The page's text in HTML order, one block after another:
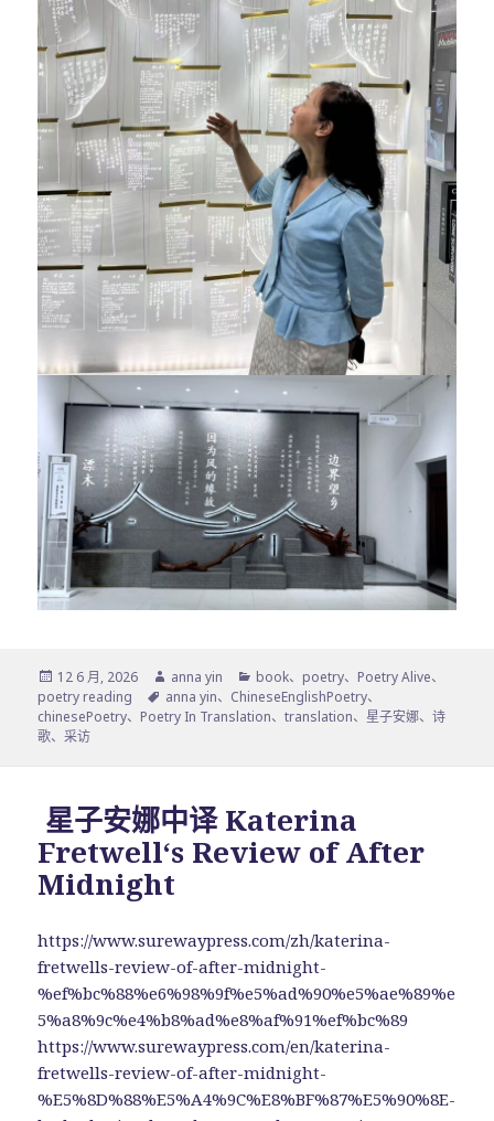
发
布
于
12 6 月, 2026
作
者
anna yin
分
类
book、 poetry、 Poetry Alive、
poetry reading
标
签
anna yin、 ChineseEnglishPoetry、
chinesePoetry、 Poetry In Translation、translation、 星子安娜、诗
歌、采访
星子安娜中译 Katerina
Fretwell‘s Review of After
Midnight
https://www.surewaypress.com/zh/katerina-
fretwells-review-of-after-midnight-
%ef%bc%88%e6%98%9f%e5%ad%90%e5%ae%89%e
5%a8%9c%e4%b8%ad%e8%af%91%ef%bc%89
https://www.surewaypress.com/en/katerina-
fretwells-review-of-after-midnight-
%E5%8D%88%E5%A4%9C%E8%BF%87%E5%90%8E-